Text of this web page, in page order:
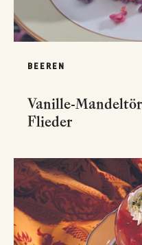
BEEREN
Vanille-
Flieder